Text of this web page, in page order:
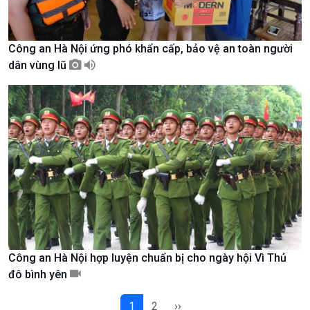
E-Magazine
Podcast
Góc nhìn VOV1
Công an Hà Nội ứng phó khẩn cấp, bảo vệ an toàn người
dân vùng lũ
Công an Hà Nội hợp luyện chuẩn bị cho ngày hội Vì Thủ
đô bình yên
1 2 ››